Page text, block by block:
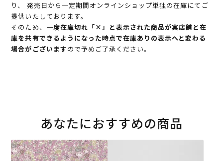
り、 発売日から一定期間オンラインショップ単独の在庫にてご
提供いたしております。
そのため、 一度在庫切れ「×」と表示された商品が実店舗と在
庫を共有できるようになった時点で在庫ありの表示へと変わる
場合がございますので予めご了承ください。
あなたにおすすめの商品